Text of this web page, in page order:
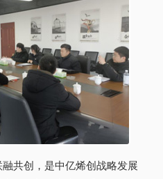
共创，是中亿烯创战略发展